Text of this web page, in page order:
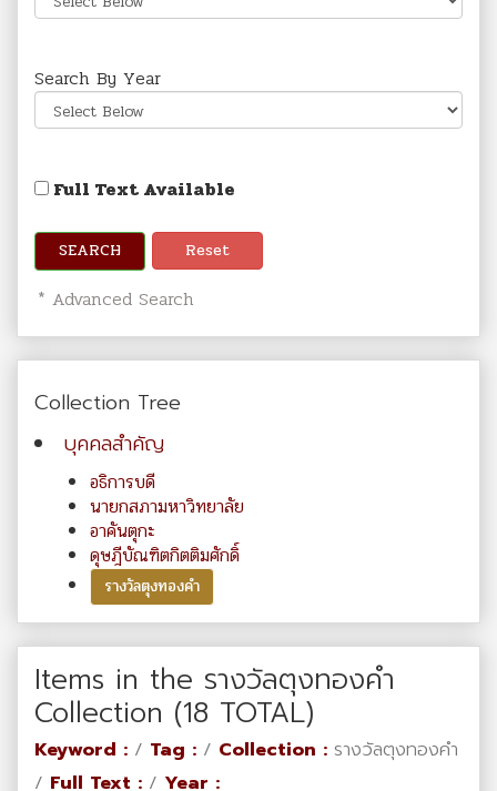
Search By Year
Full Text Available
SEARCH Reset
* Advanced Search
Collection Tree
บุคคลสำคัญ
อธิการบดี
นายกสภามหาวิทยาลัย
อาคันตุกะ
ดุษฎีบัณฑิตกิตติมศักดิ์
รางวัลตุงทองคำ
Items in the รางวัลตุงทองคำ
Collection (18 TOTAL)
Keyword : / Tag : / Collection : รางวัลตุงทองคำ
/ Full Text : / Year :